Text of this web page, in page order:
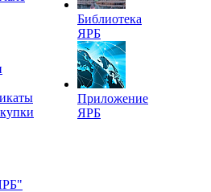
Библиотека
ЯРБ
Приложение
ЯРБ